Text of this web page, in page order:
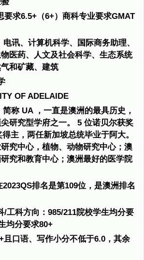
求6.5+（6+）商科专业要求GMAT
讯、计算机科学、国际商务助理、
医药、人文及社会科学、生态系统
和矿藏、建筑
OF ADELAIDE
简称 UA ，一直是澳洲的最具历史，
研究型学府之一。 5 位诺贝尔获奖
主，两任新加坡总统毕业于阿大。
究中心，植物、动物研究中心；澳
究和教育中心；澳洲最好的医学院
2023QS排名是第109位，是澳洲排名
工科方向：985/211院校学生均分要
均分要求80+
口语、写作小分不低于6.0，其余